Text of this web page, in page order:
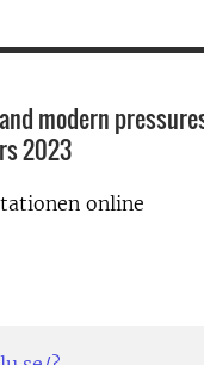
modern
2023
online